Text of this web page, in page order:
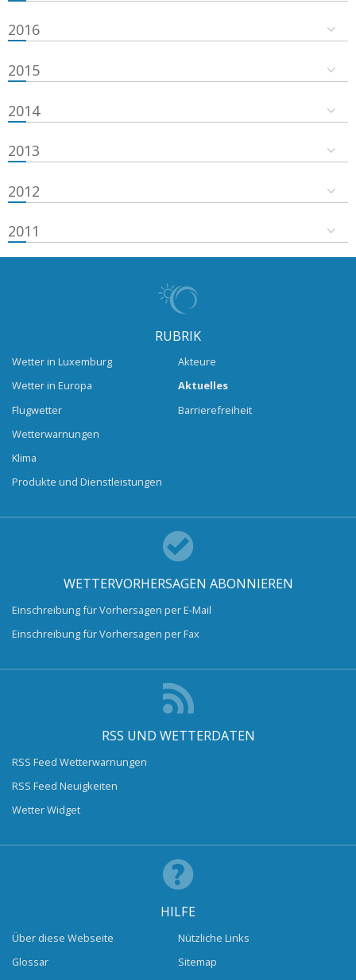
2016
2015
2014
2013
2012
2011
RUBRIK
Wetter in Luxemburg
Wetter in Europa
Flugwetter
Wetterwarnungen
Klima
Produkte und Dienstleistungen
Akteure
Aktuelles
Barrierefreiheit
WETTERVORHERSAGEN ABONNIEREN
Einschreibung für Vorhersagen per E-Mail
Einschreibung für Vorhersagen per Fax
RSS UND WETTERDATEN
RSS Feed Wetterwarnungen
RSS Feed Neuigkeiten
Wetter Widget
HILFE
Über diese Webseite
Glossar
Nützliche Links
Sitemap